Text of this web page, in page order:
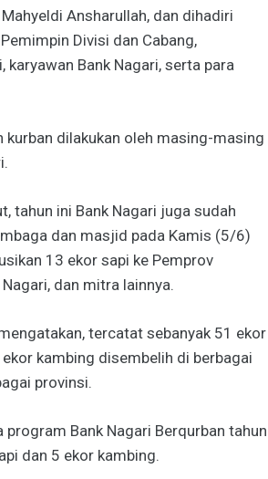
Ansharullah, dan dihadiri
Divisi dan Cabang,
karyawan Bank Nagari, serta para
kurban dilakukan oleh masing-masing
tahun ini Bank Nagari juga sudah
dan masjid pada Kamis (5/6)
13 ekor sapi ke Pemprov
dan mitra lainnya.
tercatat sebanyak 51 ekor
kambing disembelih di berbagai
provinsi.
Bank Nagari Berqurban tahun
dan 5 ekor kambing.